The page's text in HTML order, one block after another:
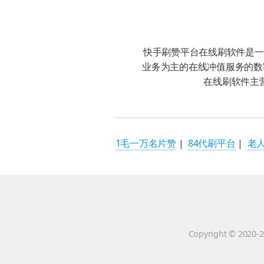
快手刷赞平台在线刷软件是
业务为主的在线冲值服务的
在线刷软件主
1毛一万名片赞| 84代刷平台 | 老
Copyright © 2020-